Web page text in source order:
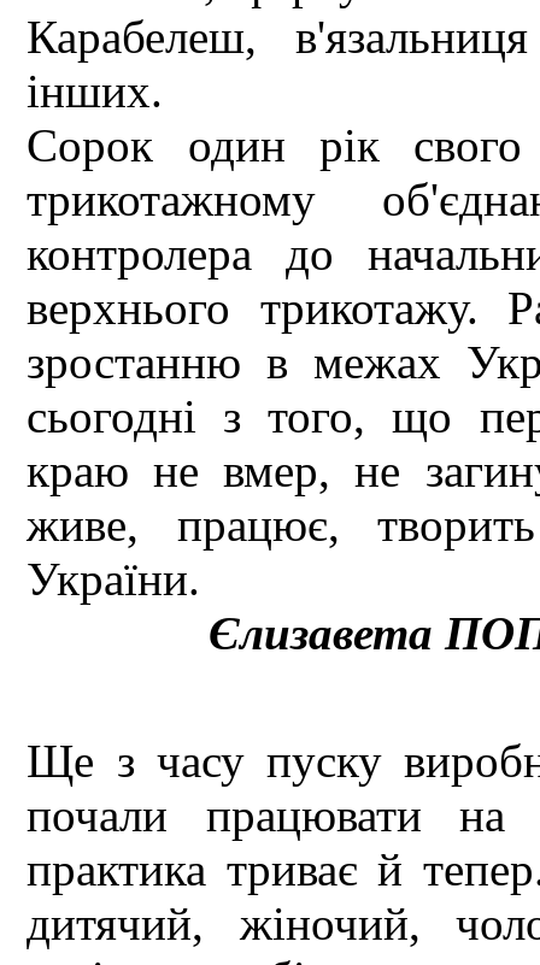
Карабелеш,
інших.
Сорок один рік
трикотажному
контролера до
верхнього трикотажу.
зростанню в межах
сьогодні з того, що
краю не вмер, не
живе, працює,
України.
Єлизавета
Ще з часу пуску
почали працювати на
практика триває й
дитячий, жіночий,